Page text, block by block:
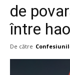
de
între
De către